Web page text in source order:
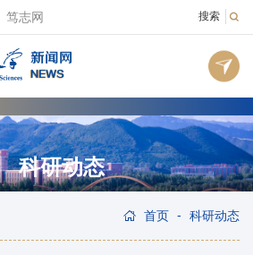
搜索
笃志网
科研动态
首页 - 科研动态